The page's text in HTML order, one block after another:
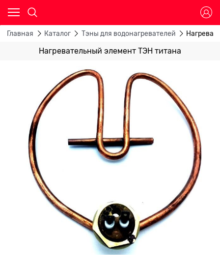
Главная Каталог Тэны для водонагревателей
Нагревательный элемент ТЭН титана